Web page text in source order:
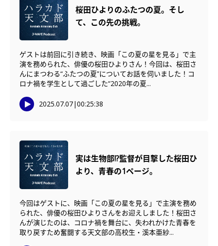
桜田ひよりのふたつの夏。そし
て、この先の挑戦。
ゲストは前回に引き続き、映画「この夏の星を見る」で主
演を務められた、俳優の桜田ひよりさん！今回は、桜田さ
んにまつわる“ふたつの夏”についてお話を伺いました！コ
ロナ禍を学生として過ごした“2020年の夏...
2025.07.07|00:25:38
実は生物部!?監督が目撃した桜田ひ
より、青春の1ページ。
今回はゲストに、映画「この夏の星を見る」で主演を務め
られた、俳優の桜田ひよりさんをお迎えしました！桜田さ
んが演じたのは、コロナ禍を舞台に、失われかけた青春を
取り戻すため奮闘する天文部の高校生・溪本亜紗...